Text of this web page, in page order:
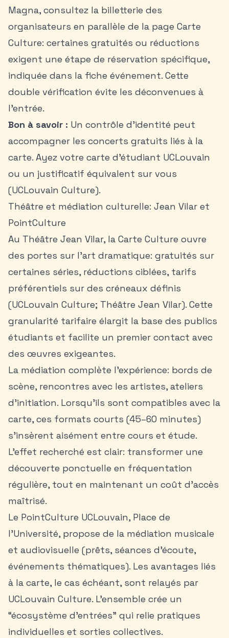
Magna, consultez la billetterie des
organisateurs en parallèle de la page Carte
Culture: certaines gratuités ou réductions
exigent une étape de réservation spécifique,
indiquée dans la fiche événement. Cette
double vérification évite les déconvenues à
l’entrée.
Bon à savoir : Un contrôle d’identité peut
accompagner les concerts gratuits liés à la
carte. Ayez votre carte d’étudiant UCLouvain
ou un justificatif équivalent sur vous
(UCLouvain Culture).
Théâtre et médiation culturelle: Jean Vilar et
PointCulture
Au Théâtre Jean Vilar, la Carte Culture ouvre
des portes sur l’art dramatique: gratuités sur
certaines séries, réductions ciblées, tarifs
préférentiels sur des créneaux définis
(UCLouvain Culture; Théâtre Jean Vilar). Cette
granularité tarifaire élargit la base des publics
étudiants et facilite un premier contact avec
des œuvres exigeantes.
La médiation complète l’expérience: bords de
scène, rencontres avec les artistes, ateliers
d’initiation. Lorsqu’ils sont compatibles avec la
carte, ces formats courts (45–60 minutes)
s’insèrent aisément entre cours et étude.
L’effet recherché est clair: transformer une
découverte ponctuelle en fréquentation
régulière, tout en maintenant un coût d’accès
maîtrisé.
Le PointCulture UCLouvain, Place de
l’Université, propose de la médiation musicale
et audiovisuelle (prêts, séances d’écoute,
événements thématiques). Les avantages liés
à la carte, le cas échéant, sont relayés par
UCLouvain Culture. L’ensemble crée un
“écosystème d’entrées” qui relie pratiques
individuelles et sorties collectives.